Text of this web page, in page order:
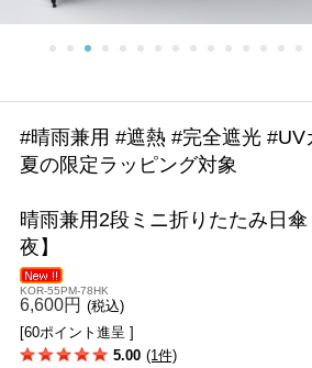
#晴雨兼用 #遮熱 #完全遮光 #UV
夏の限定ラッピング対象
晴雨兼用2段ミニ折りたたみ日
夜】
KOR-55PM-78HK
6,600円 (税込)
[60ポイント進呈 ]
5.00 (1件)